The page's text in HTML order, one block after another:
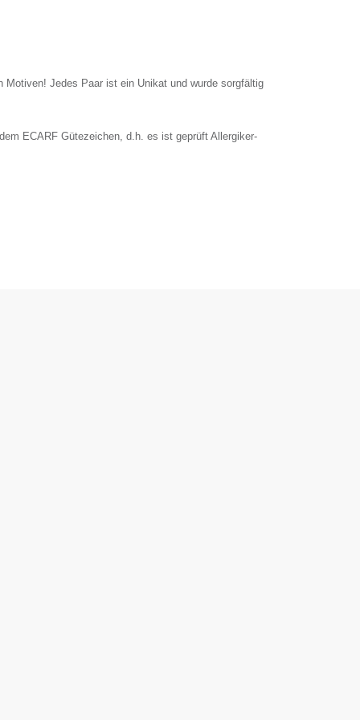
Jedes Paar ist ein Unikat und wurde sorgfältig
ECARF Gütezeichen, d.h. es ist geprüft Allergiker-